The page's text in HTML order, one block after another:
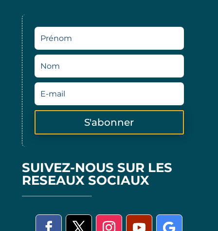
S'abonner
SUIVEZ-NOUS SUR LES
RESEAUX SOCIAUX
——————————————-